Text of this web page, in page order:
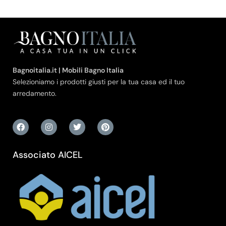
Bagnoitalia.it | Mobili Bagno Italia
Selezioniamo i prodotti giusti per la tua casa ed il tuo
arredamento.
Associato AICEL